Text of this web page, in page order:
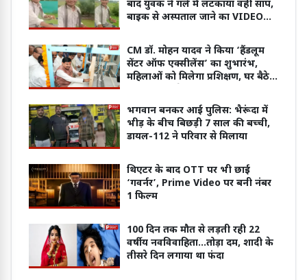
बाद युवक ने गले में लटकाया वही सांप,
बाइक से अस्पताल जाने का VIDEO
CM डॉ. मोहन यादव ने किया ‘हैंडलूम
सेंटर ऑफ एक्सीलेंस’ का शुभारंभ,
महिलाओं को मिलेगा प्रशिक्षण, घर बैठे
भगवान बनकर आई पुलिस: भैरूंदा में
भीड़ के बीच बिछड़ी 7 साल की बच्ची,
डायल-112 ने परिवार से मिलाया
थिएटर के बाद OTT पर भी छाई
‘गवर्नर’, Prime Video पर बनी नंबर
1 फिल्म
100 दिन तक मौत से लड़ती रही 22
वर्षीय नवविवाहिता...तोड़ा दम, शादी के
तीसरे दिन लगाया था फंदा